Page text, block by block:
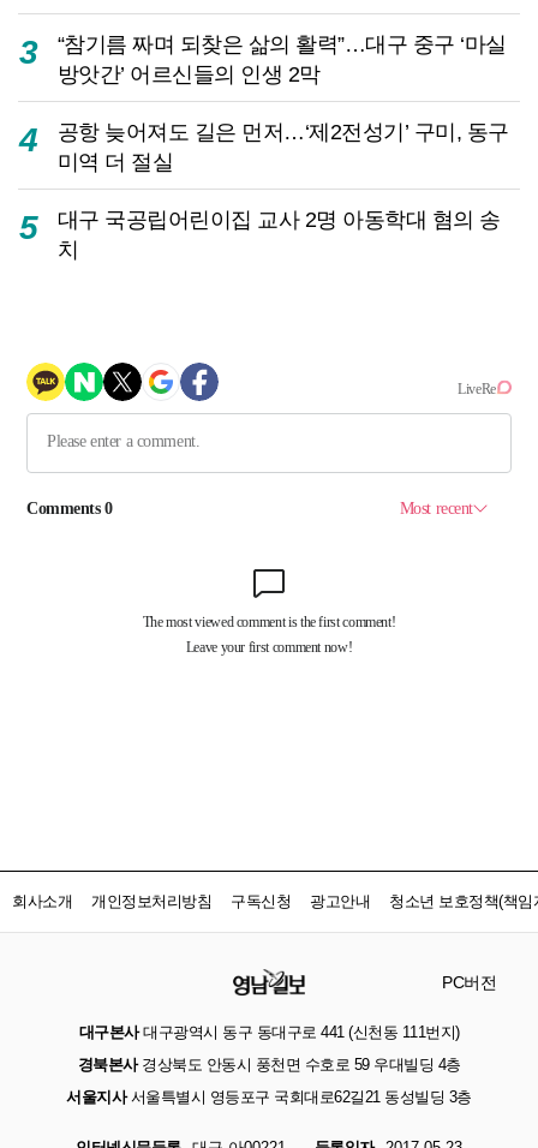
3
“참기름 짜며 되찾은 삶의 활력”…대구 중구 ‘마실
방앗간’ 어르신들의 인생 2막
4
공항 늦어져도 길은 먼저…‘제2전성기’ 구미, 동구
미역 더 절실
5
대구 국공립어린이집 교사 2명 아동학대 혐의 송
치
회사소개 개인정보처리방침 구독신청 광고안내 청소년 보호정책(책임
PC버전
대구본사대구광역시 동구 동대구로 441 (신천동 111번지)
경북본사경상북도 안동시 풍천면 수호로 59 우대빌딩 4층
서울지사서울특별시 영등포구 국회대로62길21 동성빌딩 3층